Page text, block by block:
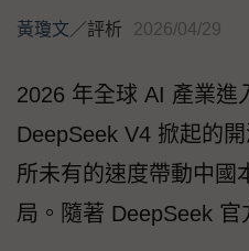
黃瓊文／評析 2026/04/29
2026 年全球 AI 產業進
DeepSeek V4 掀起的
所未有的速度帶動中國
局。隨著 DeepSeek 官